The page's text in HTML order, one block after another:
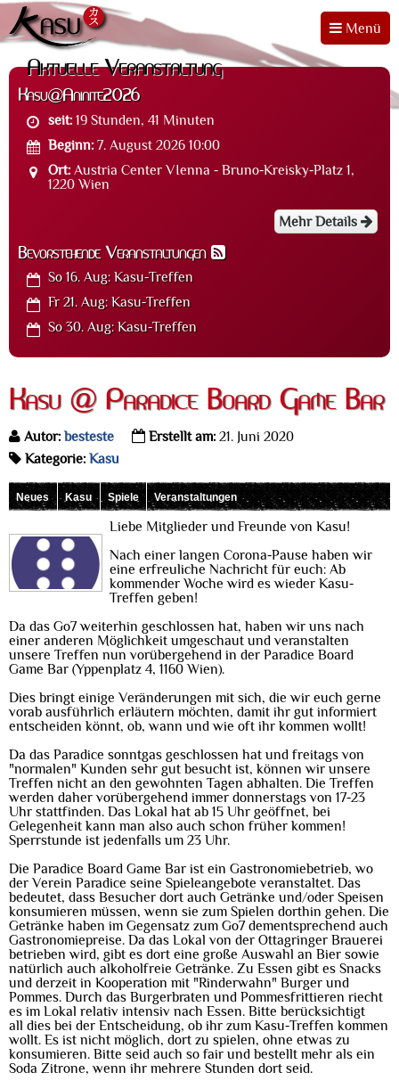
Menü
Aktuelle Veranstaltung
Kasu@Aninite2026
seit: 19 Stunden, 41 Minuten
Beginn: 7. August 2026 10:00
Ort: Austria Center VIenna - Bruno-Kreisky-Platz 1,
1220 Wien
Mehr Details
Bevorstehende Veranstaltungen
So 16. Aug:Kasu-Treffen
Fr 21. Aug:Kasu-Treffen
So 30. Aug:Kasu-Treffen
Kasu @ Paradice Board Game Bar
Autor: besteste Erstellt am: 21. Juni 2020
Kategorie: Kasu
Neues Kasu Spiele Veranstaltungen
Liebe Mitglieder und Freunde von Kasu!
Nach einer langen Corona-Pause haben wir
eine erfreuliche Nachricht für euch: Ab
kommender Woche wird es wieder Kasu-
Treffen geben!
Da das Go7 weiterhin geschlossen hat, haben wir uns nach
einer anderen Möglichkeit umgeschaut und veranstalten
unsere Treffen nun vorübergehend in der Paradice Board
Game Bar (Yppenplatz 4, 1160 Wien).
Dies bringt einige Veränderungen mit sich, die wir euch gerne
vorab ausführlich erläutern möchten, damit ihr gut informiert
entscheiden könnt, ob, wann und wie oft ihr kommen wollt!
Da das Paradice sonntgas geschlossen hat und freitags von
"normalen" Kunden sehr gut besucht ist, können wir unsere
Treffen nicht an den gewohnten Tagen abhalten. Die Treffen
werden daher vorübergehend immer donnerstags von 17-23
Uhr stattfinden. Das Lokal hat ab 15 Uhr geöffnet, bei
Gelegenheit kann man also auch schon früher kommen!
Sperrstunde ist jedenfalls um 23 Uhr.
Die Paradice Board Game Bar ist ein Gastronomiebetrieb, wo
der Verein Paradice seine Spieleangebote veranstaltet. Das
bedeutet, dass Besucher dort auch Getränke und/oder Speisen
konsumieren müssen, wenn sie zum Spielen dorthin gehen. Die
Getränke haben im Gegensatz zum Go7 dementsprechend auch
Gastronomiepreise. Da das Lokal von der Ottagringer Brauerei
betrieben wird, gibt es dort eine große Auswahl an Bier sowie
natürlich auch alkoholfreie Getränke. Zu Essen gibt es Snacks
und derzeit in Kooperation mit "Rinderwahn" Burger und
Pommes. Durch das Burgerbraten und Pommesfrittieren riecht
es im Lokal relativ intensiv nach Essen. Bitte berücksichtigt
all dies bei der Entscheidung, ob ihr zum Kasu-Treffen kommen
wollt. Es ist nicht möglich, dort zu spielen, ohne etwas zu
konsumieren. Bitte seid auch so fair und bestellt mehr als ein
Soda Zitrone, wenn ihr mehrere Stunden dort seid.